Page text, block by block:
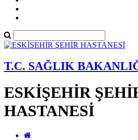
T.C. SAĞLIK
ESKİŞEHİR
HASTANESİ